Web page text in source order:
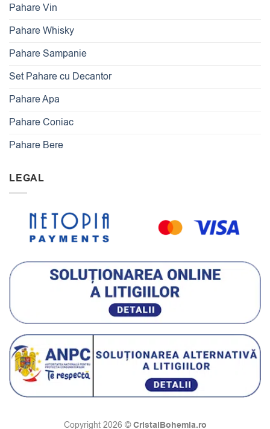
Pahare Vin
Pahare Whisky
Pahare Sampanie
Set Pahare cu Decantor
Pahare Apa
Pahare Coniac
Pahare Bere
LEGAL
Copyright 2026 ©CristalBohemia.ro